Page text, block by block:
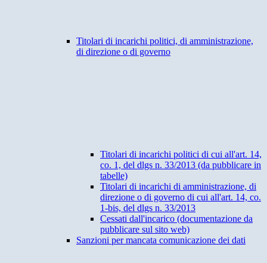
Titolari di incarichi politici, di amministrazione,
di direzione o di governo
Titolari di incarichi politici di cui all'art. 14,
co. 1, del dlgs n. 33/2013 (da pubblicare in
tabelle)
Titolari di incarichi di amministrazione, di
direzione o di governo di cui all'art. 14, co.
1-bis, del dlgs n. 33/2013
Cessati dall'incarico (documentazione da
pubblicare sul sito web)
Sanzioni per mancata comunicazione dei dati